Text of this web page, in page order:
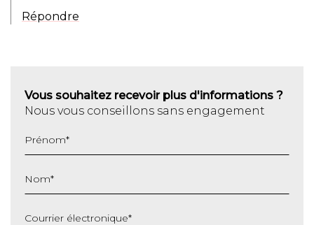
Répondre
Vous souhaitez recevoir plus d'informations ?
Nous vous conseillons sans engagement
Prénom*
Nom*
Courrier électronique*